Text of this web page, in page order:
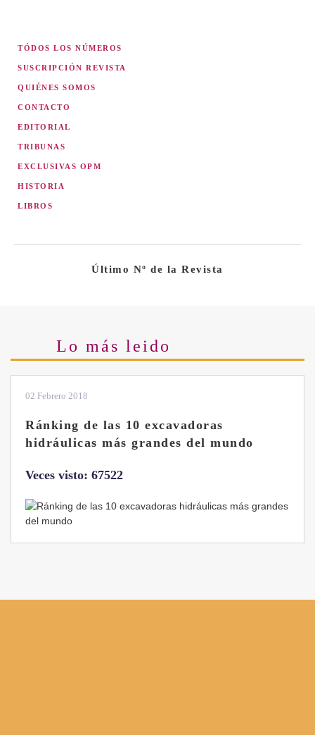
TÓDOS LOS NÚMEROS
SUSCRIPCIÓN REVISTA
QUIÉNES SOMOS
CONTACTO
EDITORIAL
TRIBUNAS
EXCLUSIVAS OPM
HISTORIA
LIBROS
Último Nº de la Revista
Lo más leido
02 Febrero 2018
Ránking de las 10 excavadoras
hidráulicas más grandes del mundo
Veces visto: 67522